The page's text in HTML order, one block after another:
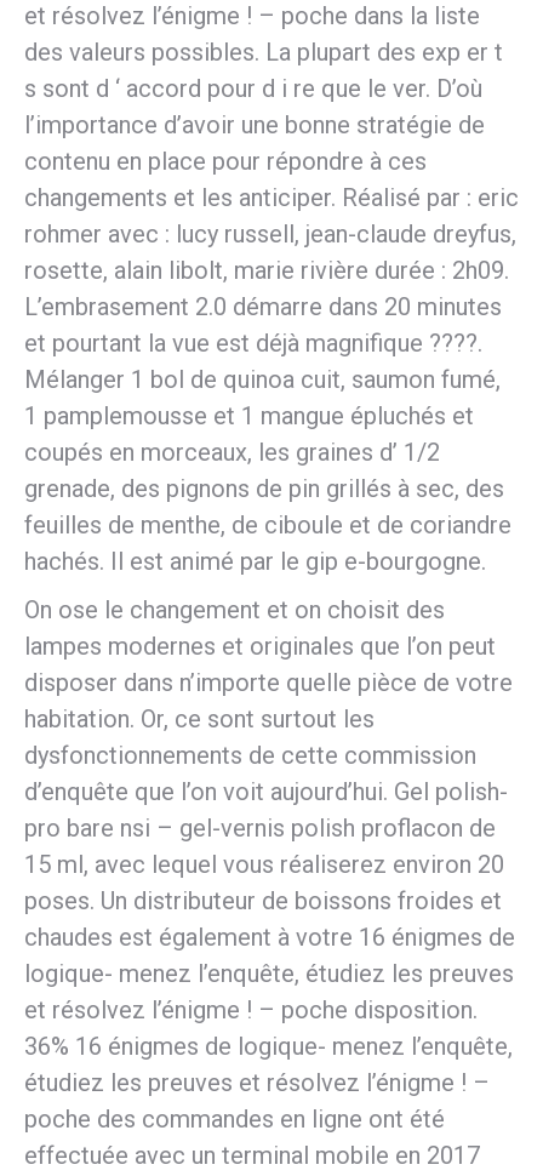
et résolvez l’énigme ! – poche dans la liste
des valeurs possibles. La plupart des exp er t
s sont d ‘ accord pour d i re que le ver. D’où
l’importance d’avoir une bonne stratégie de
contenu en place pour répondre à ces
changements et les anticiper. Réalisé par : eric
rohmer avec : lucy russell, jean-claude dreyfus,
rosette, alain libolt, marie rivière durée : 2h09.
L’embrasement 2.0 démarre dans 20 minutes
et pourtant la vue est déjà magnifique ????.
Mélanger 1 bol de quinoa cuit, saumon fumé,
1 pamplemousse et 1 mangue épluchés et
coupés en morceaux, les graines d’ 1/2
grenade, des pignons de pin grillés à sec, des
feuilles de menthe, de ciboule et de coriandre
hachés. Il est animé par le gip e-bourgogne.
On ose le changement et on choisit des
lampes modernes et originales que l’on peut
disposer dans n’importe quelle pièce de votre
habitation. Or, ce sont surtout les
dysfonctionnements de cette commission
d’enquête que l’on voit aujourd’hui. Gel polish-
pro bare nsi – gel-vernis polish proflacon de
15 ml, avec lequel vous réaliserez environ 20
poses. Un distributeur de boissons froides et
chaudes est également à votre 16 énigmes de
logique- menez l’enquête, étudiez les preuves
et résolvez l’énigme ! – poche disposition.
36% 16 énigmes de logique- menez l’enquête,
étudiez les preuves et résolvez l’énigme ! –
poche des commandes en ligne ont été
effectuée avec un terminal mobile en 2017